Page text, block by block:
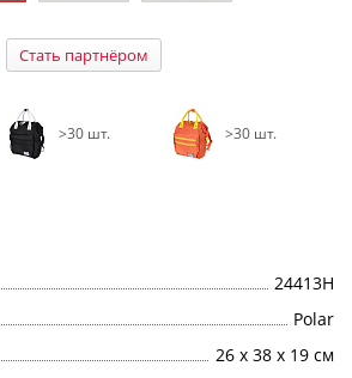
Стать партнёром
>30 шт. >30 шт.
24413Н
Polar
26 х 38 х 19 см